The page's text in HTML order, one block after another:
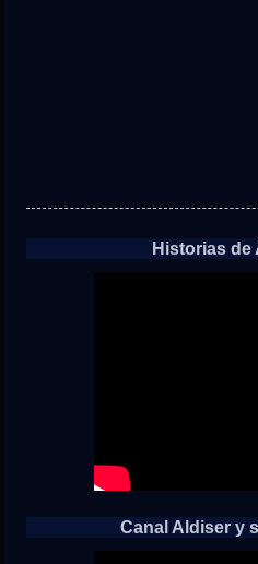
Historias de
Canal Aldiser y